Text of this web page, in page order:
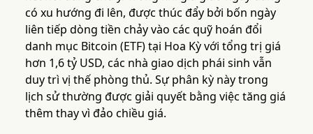
có xu hướng đi lên, được thúc đẩy bởi bốn ngày
liên tiếp dòng tiền chảy vào các quỹ hoán đổi
danh mục Bitcoin (ETF) tại Hoa Kỳ với tổng trị giá
hơn 1,6 tỷ USD, các nhà giao dịch phái sinh vẫn
duy trì vị thế phòng thủ. Sự phân kỳ này trong
lịch sử thường được giải quyết bằng việc tăng giá
thêm thay vì đảo chiều giá.